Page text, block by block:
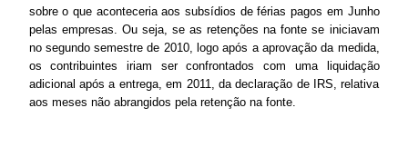
sobre o que aconteceria aos subsídios de férias pagos em Junho
pelas empresas. Ou seja, se as retenções na fonte se iniciavam
no segundo semestre de 2010, logo após a aprovação da medida,
os contribuintes iriam ser confrontados com uma liquidação
adicional após a entrega, em 2011, da declaração de IRS, relativa
aos meses não abrangidos pela retenção na fonte.